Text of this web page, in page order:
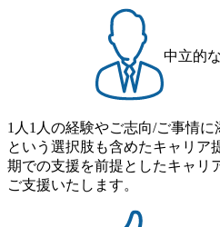
ージン
タサ
ジニ
ジェ
配置転
に応じる
収益向上
のある企
ことを目指
更の範囲
へ配置転
中立的
1人1人の経験やご志向/ご事情に
という選択肢も含めたキャリア
期での支援を前提としたキャリ
ご支援いたします。